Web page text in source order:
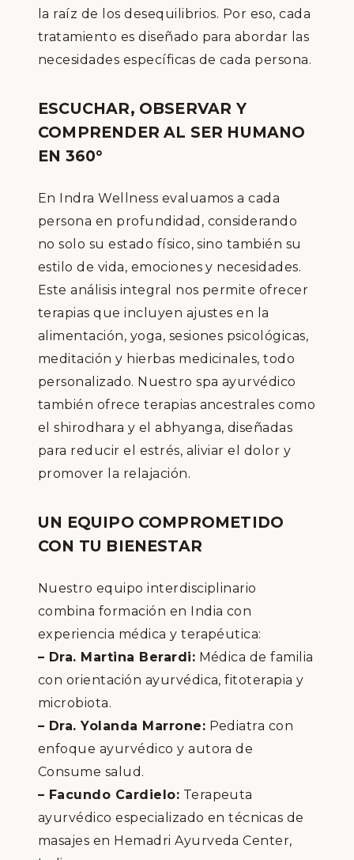
la raíz de los desequilibrios. Por eso, cada
tratamiento es diseñado para abordar las
necesidades específicas de cada persona.
ESCUCHAR, OBSERVAR Y
COMPRENDER AL SER HUMANO
EN 360°
En Indra Wellness evaluamos a cada
persona en profundidad, considerando
no solo su estado físico, sino también su
estilo de vida, emociones y necesidades.
Este análisis integral nos permite ofrecer
terapias que incluyen ajustes en la
alimentación, yoga, sesiones psicológicas,
meditación y hierbas medicinales, todo
personalizado. Nuestro spa ayurvédico
también ofrece terapias ancestrales como
elshirodhara y elabhyanga, diseñadas
para reducir el estrés, aliviar el dolor y
promover la relajación.
UN EQUIPO COMPROMETIDO
CON TU BIENESTAR
Nuestro equipo interdisciplinario
combina formación en India con
experiencia médica y terapéutica:
– Dra. Martina Berardi: Médica de familia
con orientación ayurvédica, fitoterapia y
microbiota.
– Dra. Yolanda Marrone: Pediatra con
enfoque ayurvédico y autora de
Consume salud.
– Facundo Cardielo: Terapeuta
ayurvédico especializado en técnicas de
masajes en Hemadri Ayurveda Center,